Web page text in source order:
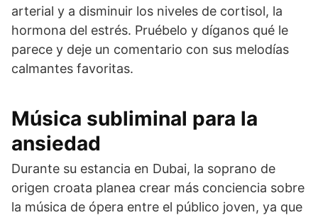
arterial y a disminuir los niveles de cortisol, la
hormona del estrés. Pruébelo y díganos qué le
parece y deje un comentario con sus melodías
calmantes favoritas.
Música subliminal para la
ansiedad
Durante su estancia en Dubai, la soprano de
origen croata planea crear más conciencia sobre
la música de ópera entre el público joven, ya que